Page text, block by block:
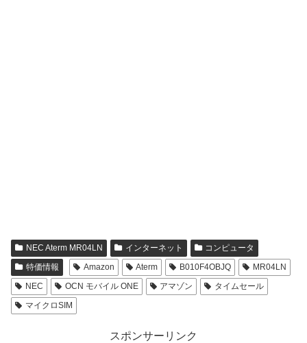
NEC Aterm MR04LN インターネット
コンピュータ
特価情報
Amazon Aterm B010F4OBJQ
MR04LN
NEC
OCN モバイル ONE アマゾン
タイムセール
マイクロSIM
スポンサーリンク